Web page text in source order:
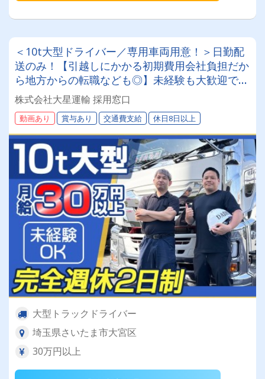
＜10t大型ドライバー／専用車両用意！＞日勤配
送のみ！【引越しにかかる初期費用会社負担だか
ら地方からの転職なども◎】未経験も大歓迎です
◎20～50代が活躍中！女性ドライバーも現役で
活躍中！大手取引先が多数なので、長期安定して
働けます！
株式会社大星運輸 採用窓口
動画あり 賞与あり 交通費支給 休日8日以上
大型トラックドライバー
埼玉県さいたま市大宮区
30万円以上